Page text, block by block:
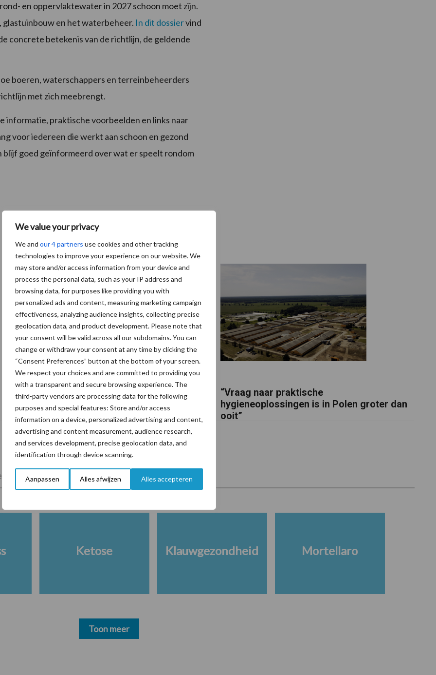
We value your privacy
We and our 4 partners use cookies and other tracking
technologies to improve your experience on our website. We
may store and/or access information from your device and
process the personal data, such as your IP address and
browsing data, for purposes like providing you with
personalized ads and content, measuring marketing campaign
effectiveness, analyzing audience insights, collecting precise
geolocation data, and product development. Please note that
your consent will be valid across all our subdomains. You can
change or withdraw your consent at any time by clicking the
“Consent Preferences” button at the bottom of your screen.
We respect your choices and are committed to providing you
with a transparent and secure browsing experience. The
third-party vendors are processing data for the following
purposes and special features: Store and/or access
information on a device, personalized advertising and content,
advertising and content measurement, audience research,
and services development, precise geolocation data, and
identification through device scanning.
Aanpassen Alles afwijzen Alles accepteren
en oppervlaktewater in 2027 schoon moet zijn.
, glastuinbouw en het waterbeheer. In dit dossiervind
concrete betekenis van de richtlijn, de geldende
boeren, waterschappers en terreinbeheerders
met zich meebrengt.
informatie, praktische voorbeelden en links naar
voor iedereen die werkt aan schoon en gezond
goed geïnformeerd over wat er speelt rondom
Tien praktische tips voor een langere
levensduur
“Vraag naar praktische
hygieneoplossingen is in Polen groter dan
ooit”
Veevoer Wet en regelgeving
Ketose Klauwgezondheid Mortellaro
Toon meer